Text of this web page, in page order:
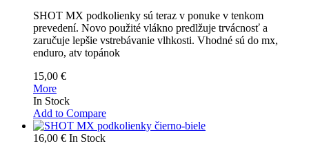
SHOT MX podkolienky sú teraz v ponuke v tenkom
prevedení. Novo použité vlákno predlžuje trvácnosť a
zaručuje lepšie vstrebávanie vlhkosti. Vhodné sú do mx,
enduro, atv topánok
15,00 €
More
In Stock
Add to Compare
16,00 € In Stock